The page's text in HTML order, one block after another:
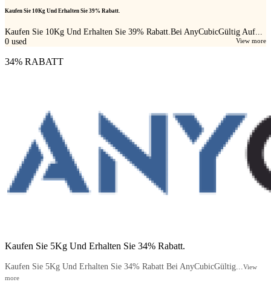
Kaufen Sie 10Kg Und Erhalten Sie 39% Rabatt.
Kaufen Sie 10Kg Und Erhalten Sie 39% Rabatt.Bei AnyCubicGültig Auf...
View more
0 used
34% RABATT
Kaufen Sie 5Kg Und Erhalten Sie 34% Rabatt.
Kaufen Sie 5Kg Und Erhalten Sie 34% Rabatt Bei AnyCubicGültig...
View
more